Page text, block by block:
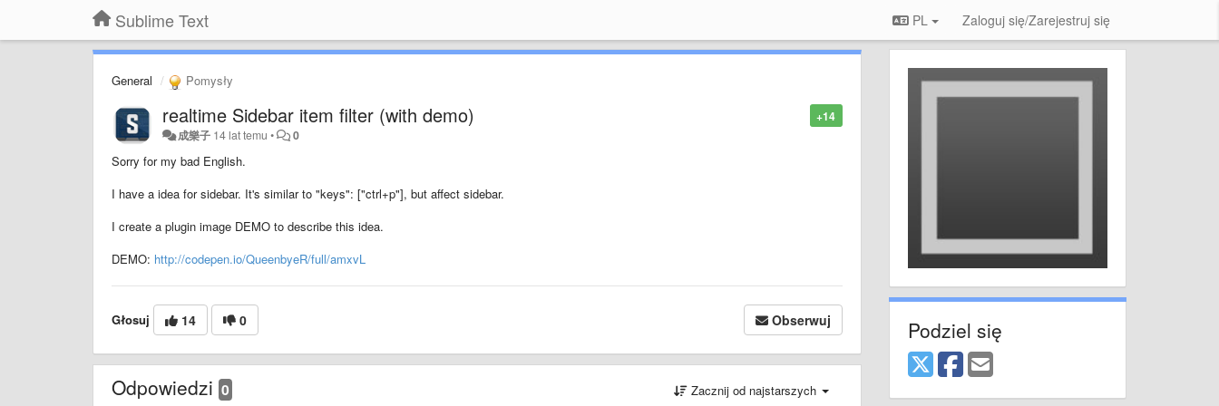
Sublime Text PL Zaloguj się/Zarejestruj się
General Pomysły
+14
realtime Sidebar item filter (with demo)
成樂子 14 lat temu • 0
Sorry for my bad English.
I have a idea for sidebar. It's similar to "keys": ["ctrl+p"], but affect sidebar.
I create a plugin image DEMO to describe this idea.
DEMO: http://codepen.io/QueenbyeR/full/amxvL
Głosuj 14 0 Obserwuj
Odpowiedzi 0 Zacznij od najstarszych
Podziel się